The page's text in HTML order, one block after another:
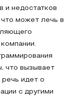
и недостатков
может лечь в
что вызывает
идет о
с другими